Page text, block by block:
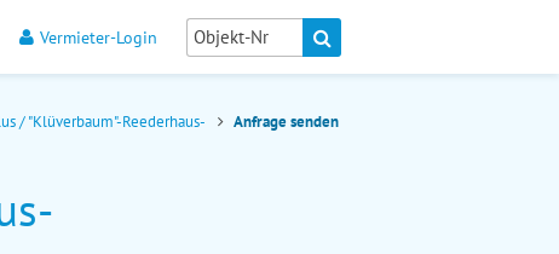
Vermieter-Login
/ "Klüverbaum"-Reederhaus- Anfrage senden